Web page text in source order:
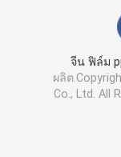
จีน ฟิล์ม
ผลิต
Co., Ltd. All